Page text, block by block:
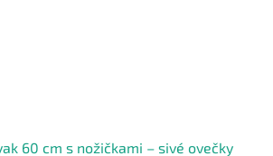
60 cm s nožičkami – sivé ovečky